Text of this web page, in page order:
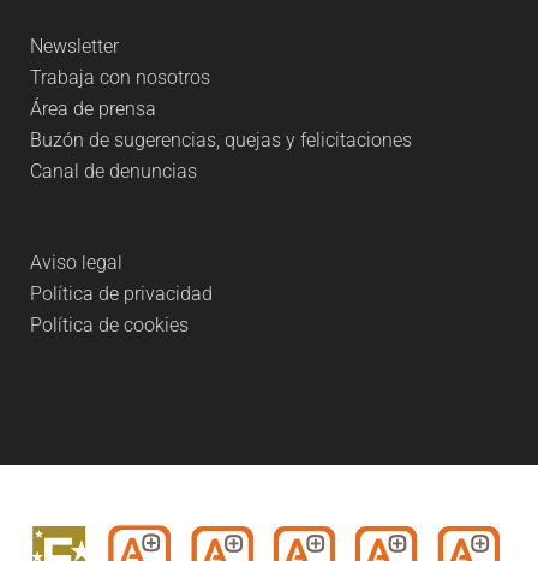
Newsletter
Trabaja con nosotros
Área de prensa
Buzón de sugerencias, quejas y felicitaciones
Canal de denuncias
Aviso legal
Política de privacidad
Política de cookies